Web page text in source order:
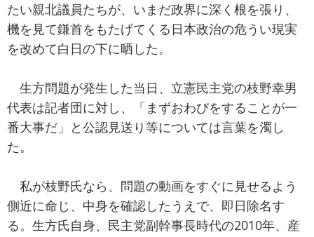
たい親北議員たちが、いまだ政界に深く根を張り、
機を見て鎌首をもたげてくる日本政治の危うい現実
を改めて白日の下に晒した。
生方問題が発生した当日、立憲民主党の枝野幸男
代表は記者団に対し、「まずおわびをすることが一
番大事だ」と公認見送り等については言葉を濁し
た。
私が枝野氏なら、問題の動画をすぐに見せるよう
側近に命じ、中身を確認したうえで、即日除名す
る。生方氏自身、民主党副幹事長時代の2010年、産